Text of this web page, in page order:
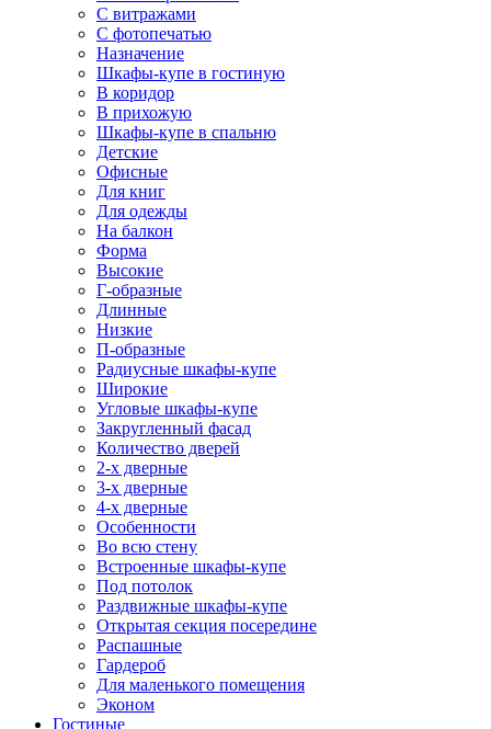
С витражами
С фотопечатью
Назначение
Шкафы-купе в гостиную
В коридор
В прихожую
Шкафы-купе в спальню
Детские
Офисные
Для книг
Для одежды
На балкон
Форма
Высокие
Г-образные
Длинные
Низкие
П-образные
Радиусные шкафы-купе
Широкие
Угловые шкафы-купе
Закругленный фасад
Количество дверей
2-х дверные
3-х дверные
4-х дверные
Особенности
Во всю стену
Встроенные шкафы-купе
Под потолок
Раздвижные шкафы-купе
Открытая секция посередине
Распашные
Гардероб
Для маленького помещения
Эконом
Гостиные